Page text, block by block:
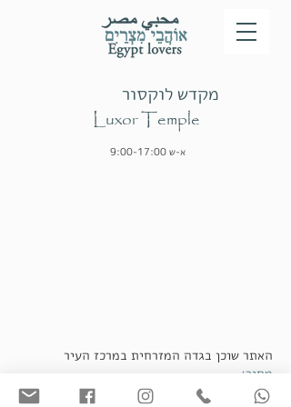
מקדש לוקסור
א-ש 9:00-17:00
האתר שוכן בגדה המזרחית במרכז העיר
מחיר:
160 egp-